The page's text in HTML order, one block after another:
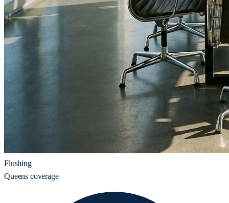
Flushing
Queens coverage